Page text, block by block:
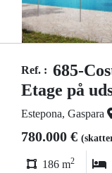
Ref. : 685-
Etage på
Estepona, Gaspara
780.000 €
186 m2